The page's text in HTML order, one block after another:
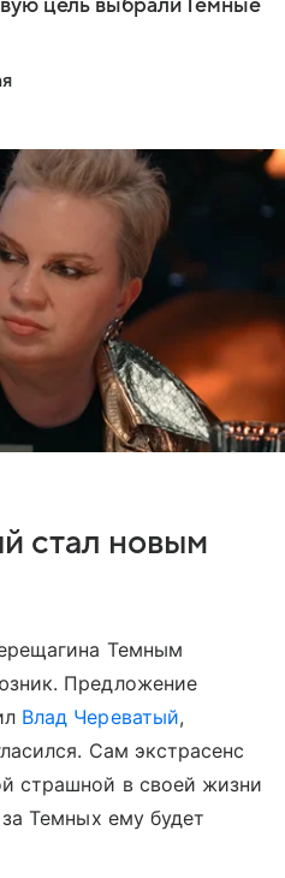
цель выбрали Темные
стал новым
Темным
Предложение
Влад Череватый,
Сам экстрасенс
страшной в своей жизни
Темных ему будет